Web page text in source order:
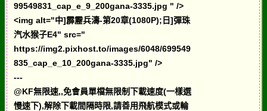
99549831_cap_e_9_200gana-3335.jpg " />
<img alt="中]霹靂兵濤-第20章(1080P);日]彈珠
汽水猴子E4" src="
https://img2.pixhost.to/images/6048/699549
835_cap_e_10_200gana-3335.jpg" />
---
@KF無限速,,免會員單檔無限制下載速度(一樣選
慢速下),解除下載間隔時限,請善用飛航模式或輪